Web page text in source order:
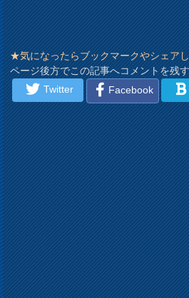
★気になったらブックマークやシェア
ページ後方でこの記事へコメントを残
Twitter
Facebook